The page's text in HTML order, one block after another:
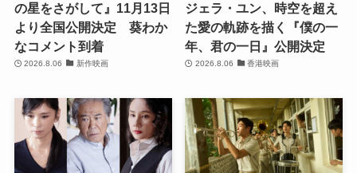
の星をさがして』11月13日
より全国公開決定 葵わか
なコメント到着
2026.8.06 新作映画
ジェラ・ユン、時空を超え
た愛の軌跡を描く『僕の一
年、君の一日』公開決定
2026.8.06 香港映画